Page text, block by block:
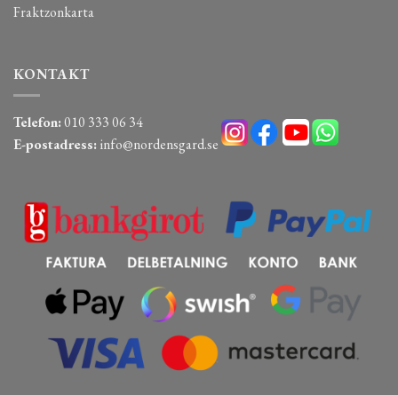
Fraktzonkarta
KONTAKT
Telefon:010 333 06 34
E-postadress: info@nordensgard.se